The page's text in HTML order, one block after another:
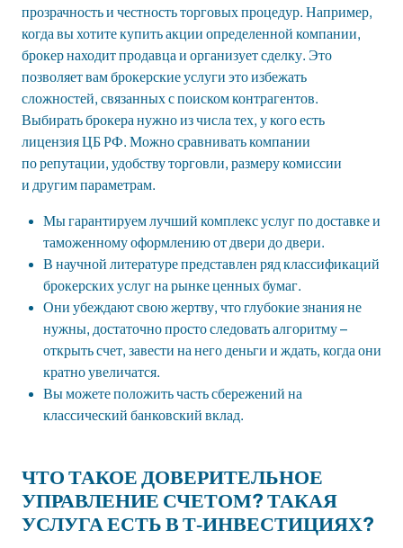
прозрачность и честность торговых процедур. Например,
когда вы хотите купить акции определенной компании,
брокер находит продавца и организует сделку. Это
позволяет вамброкерские услуги этоизбежать
сложностей, связанных с поиском контрагентов.
Выбирать брокера нужно из числа тех, у кого есть
лицензия ЦБ РФ. Можно сравнивать компании
по репутации, удобству торговли, размеру комиссии
и другим параметрам.
Мы гарантируем лучший комплекс услуг по доставке и
таможенному оформлению от двери до двери.
В научной литературе представлен ряд классификаций
брокерских услуг на рынке ценных бумаг.
Они убеждают свою жертву, что глубокие знания не
нужны, достаточно просто следовать алгоритму –
открыть счет, завести на него деньги и ждать, когда они
кратно увеличатся.
Вы можете положить часть сбережений на
классический банковский вклад.
ЧТО ТАКОЕ ДОВЕРИТЕЛЬНОЕ
УПРАВЛЕНИЕ СЧЕТОМ? ТАКАЯ
УСЛУГА ЕСТЬ В Т‑ИНВЕСТИЦИЯХ?